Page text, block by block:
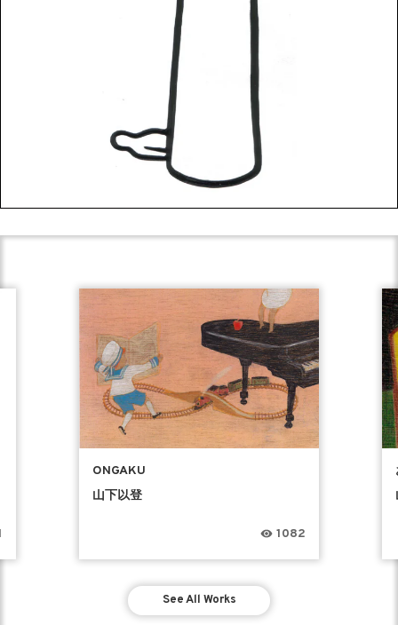
ONGAKU
山下以登
1082
See All Works